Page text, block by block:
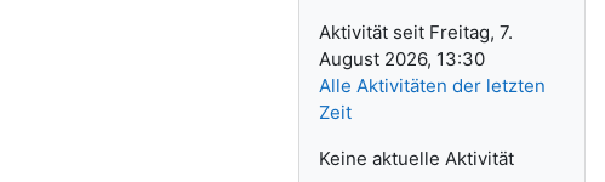
Aktivität seit Freitag, 7.
August 2026, 13:30
Alle Aktivitäten der letzten
Zeit
Keine aktuelle Aktivität